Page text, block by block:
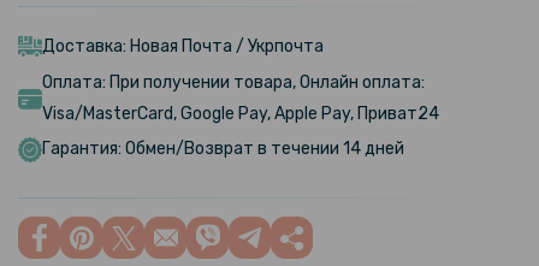
Гидрогелевая пленка iNobi Matte для Xiaomi 14T, Матовая
319 грн
399 грн
Гидрогелевая пленка iNobi Privacy Matte для Xiaomi 14T
(Антишпион)
159 грн
199 грн
Доставка: Новая Почта / Укрпочта
Оплата: При получении товара, Онлайн оплата:
Visa/MasterCard, Google Pay, Apple Pay, Приват24
Гарантия: Обмен/Возврат в течении 14 дней